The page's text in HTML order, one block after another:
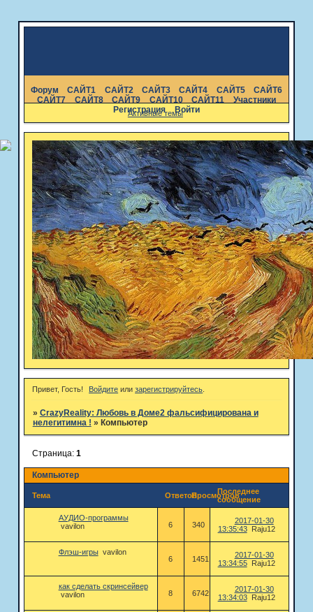
Форум САЙТ1 САЙТ2 САЙТ3 САЙТ4 САЙТ5
САЙТ6
САЙТ7
САЙТ8 САЙТ9 САЙТ10 САЙТ11
Участники
Регистрация
Войти
Активные темы
Привет, Гость! Войдите илизарегистрируйтесь
» CrazyReality: Любовь в Доме2 фальсифицирована и
нелегитимна ! » Компьютер
Компьютер
Страница: 1
Тема ОтветовПросмотровПоследнее
сообщение
АУДИО-программы
vavilon
6 340
2017-01-30
13:35:43
Raju12
Флэш-игры vavilon
6
1451
2017-01-30
13:34:55
Raju12
как сделать скринсейвер
vavilon
8 6742
2017-01-30
13:34:03
Raju12